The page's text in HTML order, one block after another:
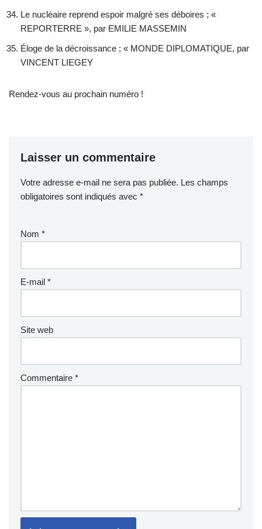
Le nucléaire reprend espoir malgré ses déboires ; «
REPORTERRE », par EMILIE MASSEMIN
Éloge de la décroissance ; « MONDE DIPLOMATIQUE, par
VINCENT LIEGEY
Rendez-vous au prochain numéro !
Laisser un commentaire
Votre adresse e-mail ne sera pas publiée. Les champs
obligatoires sont indiqués avec *
Nom *
E-mail *
Site web
Commentaire *